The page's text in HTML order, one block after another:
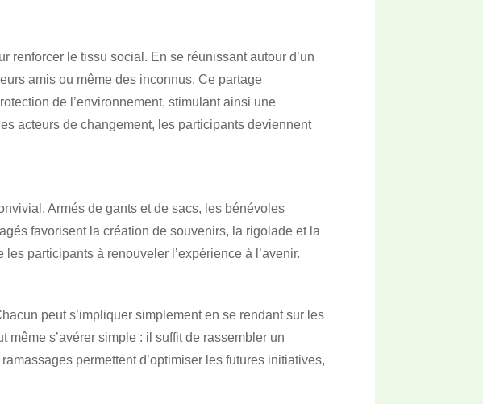
renforcer le tissu social. En se réunissant autour d’un
amis ou même des inconnus. Ce partage
de l’environnement, stimulant ainsi une
acteurs de changement, les participants deviennent
Armés de gants et de sacs, les bénévoles
favorisent la création de souvenirs, la rigolade et la
participants à renouveler l’expérience à l’avenir.
peut s’impliquer simplement en se rendant sur les
s’avérer simple : il suffit de rassembler un
permettent d’optimiser les futures initiatives,